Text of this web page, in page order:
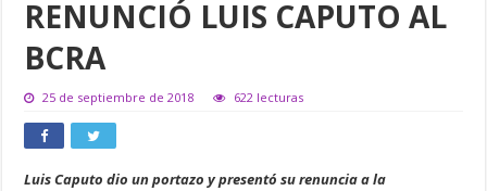
RENUNCIÓ LUIS CAPUTO AL
BCRA
25 de septiembre de 2018 622 lecturas
Luis Caputo dio un portazo y presentó su renuncia a la